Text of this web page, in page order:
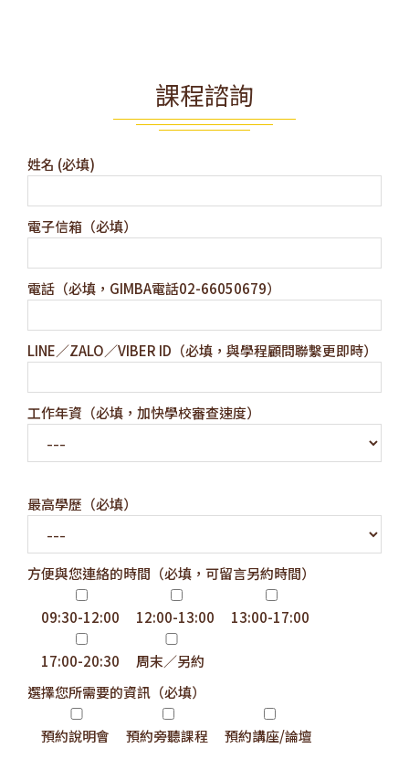
課程諮詢
姓名 (必填)
電子信箱（必填）
電話（必填，GIMBA電話02-66050679）
LINE／ZALO／VIBER ID（必填，與學程顧問聯繫更即時）
工作年資（必填，加快學校審查速度）
最高學歷（必填）
方便與您連絡的時間（必填，可留言另約時間）
09:30-12:00 12:00-13:00 13:00-17:00
17:00-20:30
周末／另約
選擇您所需要的資訊（必填）
預約說明會 預約旁聽課程 預約講座/論壇